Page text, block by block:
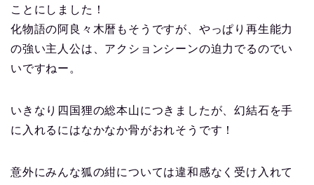
ことにしました！
化物語の阿良々木暦もそうですが、やっぱり再生能力
の強い主人公は、アクションシーンの迫力でるのでい
いですねー。
いきなり四国狸の総本山につきましたが、幻結石を手
に入れるにはなかなか骨がおれそうです！
意外にみんな狐の紺については違和感なく受け入れて